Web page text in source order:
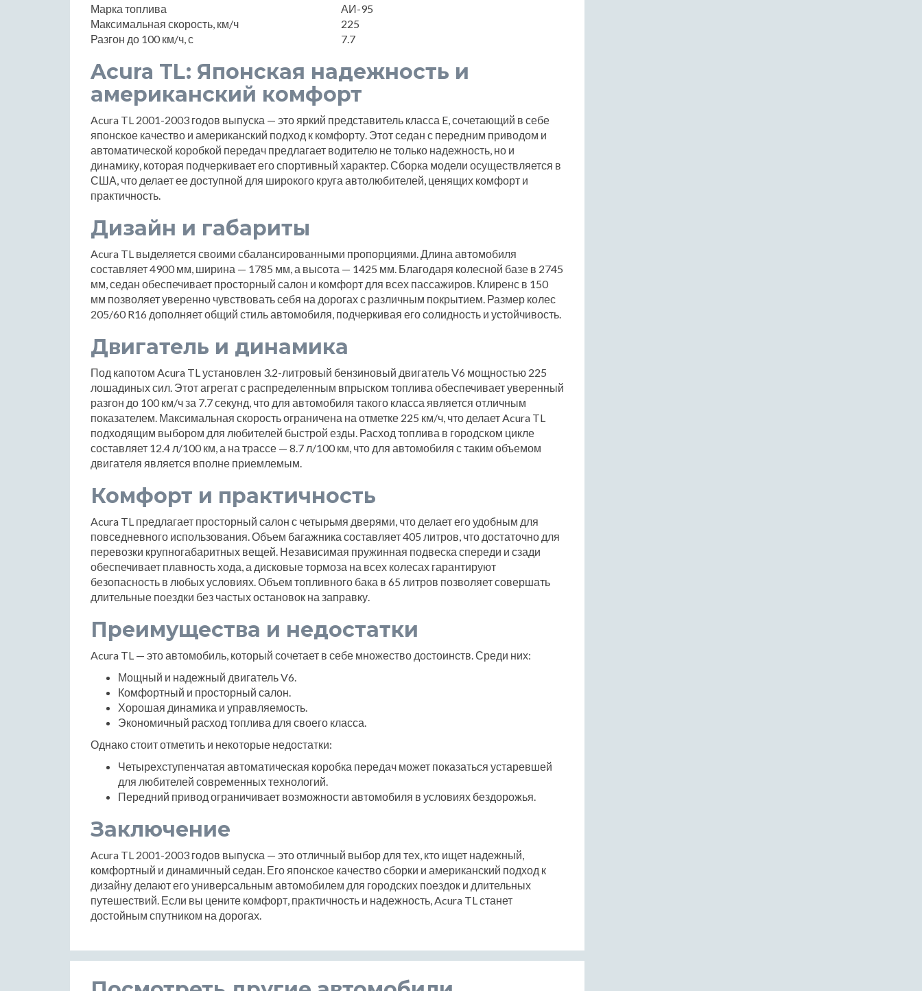
Марка топлива
АИ-95
Максимальная скорость, км/ч
225
Разгон до 100 км/ч, с
7.7
Acura TL: Японская надежность и
американский комфорт
Acura TL 2001-2003 годов выпуска — это яркий представитель класса E, сочетающий в себе
японское качество и американский подход к комфорту. Этот седан с передним приводом и
автоматической коробкой передач предлагает водителю не только надежность, но и
динамику, которая подчеркивает его спортивный характер. Сборка модели осуществляется в
США, что делает ее доступной для широкого круга автолюбителей, ценящих комфорт и
практичность.
Дизайн и габариты
Acura TL выделяется своими сбалансированными пропорциями. Длина автомобиля
составляет 4900 мм, ширина — 1785 мм, а высота — 1425 мм. Благодаря колесной базе в 2745
мм, седан обеспечивает просторный салон и комфорт для всех пассажиров. Клиренс в 150
мм позволяет уверенно чувствовать себя на дорогах с различным покрытием. Размер колес
205/60 R16 дополняет общий стиль автомобиля, подчеркивая его солидность и устойчивость.
Двигатель и динамика
Под капотом Acura TL установлен 3.2-литровый бензиновый двигатель V6 мощностью 225
лошадиных сил. Этот агрегат с распределенным впрыском топлива обеспечивает уверенный
разгон до 100 км/ч за 7.7 секунд, что для автомобиля такого класса является отличным
показателем. Максимальная скорость ограничена на отметке 225 км/ч, что делает Acura TL
подходящим выбором для любителей быстрой езды. Расход топлива в городском цикле
составляет 12.4 л/100 км, а на трассе — 8.7 л/100 км, что для автомобиля с таким объемом
двигателя является вполне приемлемым.
Комфорт и практичность
Acura TL предлагает просторный салон с четырьмя дверями, что делает его удобным для
повседневного использования. Объем багажника составляет 405 литров, что достаточно для
перевозки крупногабаритных вещей. Независимая пружинная подвеска спереди и сзади
обеспечивает плавность хода, а дисковые тормоза на всех колесах гарантируют
безопасность в любых условиях. Объем топливного бака в 65 литров позволяет совершать
длительные поездки без частых остановок на заправку.
Преимущества и недостатки
Acura TL — это автомобиль, который сочетает в себе множество достоинств. Среди них:
Мощный и надежный двигатель V6.
Комфортный и просторный салон.
Хорошая динамика и управляемость.
Экономичный расход топлива для своего класса.
Однако стоит отметить и некоторые недостатки:
Четырехступенчатая автоматическая коробка передач может показаться устаревшей
для любителей современных технологий.
Передний привод ограничивает возможности автомобиля в условиях бездорожья.
Заключение
Acura TL 2001-2003 годов выпуска — это отличный выбор для тех, кто ищет надежный,
комфортный и динамичный седан. Его японское качество сборки и американский подход к
дизайну делают его универсальным автомобилем для городских поездок и длительных
путешествий. Если вы цените комфорт, практичность и надежность, Acura TL станет
достойным спутником на дорогах.